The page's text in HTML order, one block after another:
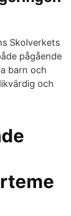
Skolverkets
pågående
barn och
och